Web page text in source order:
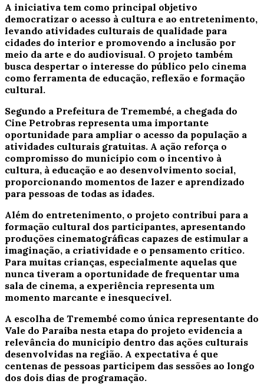
A iniciativa tem como principal objetivo
democratizar o acesso à cultura e ao entretenimento,
levando atividades culturais de qualidade para
cidades do interior e promovendo a inclusão por
meio da arte e do audiovisual. O projeto também
busca despertar o interesse do público pelo cinema
como ferramenta de educação, reflexão e formação
cultural.
Segundo a Prefeitura de Tremembé, a chegada do
Cine Petrobras representa uma importante
oportunidade para ampliar o acesso da população a
atividades culturais gratuitas. A ação reforça o
compromisso do município com o incentivo à
cultura, à educação e ao desenvolvimento social,
proporcionando momentos de lazer e aprendizado
para pessoas de todas as idades.
Além do entretenimento, o projeto contribui para a
formação cultural dos participantes, apresentando
produções cinematográficas capazes de estimular a
imaginação, a criatividade e o pensamento crítico.
Para muitas crianças, especialmente aquelas que
nunca tiveram a oportunidade de frequentar uma
sala de cinema, a experiência representa um
momento marcante e inesquecível.
A escolha de Tremembé como única representante do
Vale do Paraíba nesta etapa do projeto evidencia a
relevância do município dentro das ações culturais
desenvolvidas na região. A expectativa é que
centenas de pessoas participem das sessões ao longo
dos dois dias de programação.